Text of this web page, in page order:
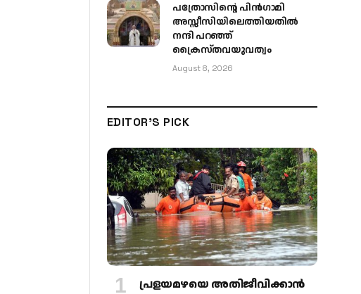
പത്രോസിന്റെ പിൻഗാമി
അസ്സീസിയിലെത്തിയതിൽ
നന്ദി പറഞ്ഞ്
ക്രൈസ്തവയുവത്വം
August 8, 2026
EDITOR'S PICK
പ്രളയമഴയെ അതിജീവിക്കാന്‍